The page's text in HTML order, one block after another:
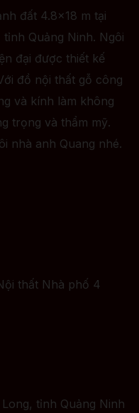
đất 4.8×18 m tại
Quảng Ninh. Ngôi
đại được thiết kế
đồ nội thất gỗ công
và kính làm không
trọng và thẩm mỹ.
nhà anh Quang nhé.
thất Nhà phố 4
tỉnh Quảng Ninh